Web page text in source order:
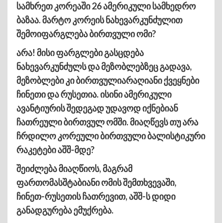
სამხრეთ კორეაში 26 ამერიკული სამხედრო
ბაზაა. მარტო კორეის ნახევარკუნძულით
შემოიფარგლება ბირთვული ომი?
არა! მისი ფარგლები გასცდება
ნახევარკუნძულს და მეზობლებზეც გადავა,
მეზობლები კი ბირთვულიარაღიანი ქვეყნები
ჩინეთი და რუსეთია. ისინი ამერიკული
ავანტიურის შედეგად უდავოდ იქნებიან
ჩათრეული ბირთვულ ომში. მიაღწევს თუ არა
ჩრდილო კორეული ბირთვული ბალისტიკური
რაკეტები აშშ-მდე?
შეიძლება მიაღწიოს, მაგრამ
ფართომასშტაბიანი ომის შემთხვევაში,
ჩინეთ-რუსეთის ჩათრევით, აშშ-ს დიდი
განადგურება ემუქრება.